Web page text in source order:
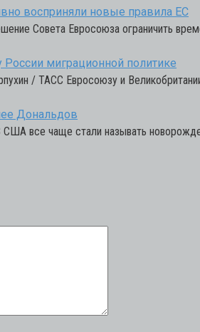
восприняли новые правила ЕС
Совета Евросоюза ограничить
миграционной политике
/ ТАСС Евросоюзу и
Дональдов
все чаще стали называть